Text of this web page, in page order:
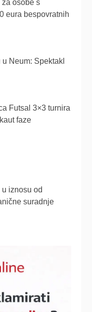
osobe s
eura bespovratnih
Neum: Spektakl
Futsal 3×3 turnira
faze
iznosu od
suradnje